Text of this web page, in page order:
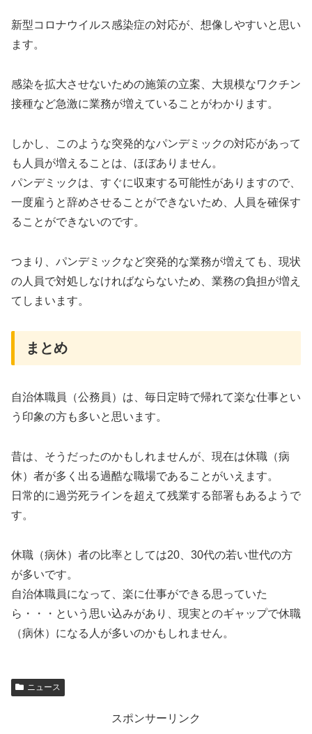
新型コロナウイルス感染症の対応が、想像しやすいと思い
ます。
感染を拡大させないための施策の立案、大規模なワクチン
接種など急激に業務が増えていることがわかります。
しかし、このような突発的なパンデミックの対応があって
も人員が増えることは、ほぼありません。
パンデミックは、すぐに収束する可能性がありますので、
一度雇うと辞めさせることができないため、人員を確保す
ることができないのです。
つまり、パンデミックなど突発的な業務が増えても、現状
の人員で対処しなければならないため、業務の負担が増え
てしまいます。
まとめ
自治体職員（公務員）は、毎日定時で帰れて楽な仕事とい
う印象の方も多いと思います。
昔は、そうだったのかもしれませんが、現在は休職（病
休）者が多く出る過酷な職場であることがいえます。
日常的に過労死ラインを超えて残業する部署もあるようで
す。
休職（病休）者の比率としては20、30代の若い世代の方
が多いです。
自治体職員になって、楽に仕事ができる思っていた
ら・・・という思い込みがあり、現実とのギャップで休職
（病休）になる人が多いのかもしれません。
ニュース
スポンサーリンク